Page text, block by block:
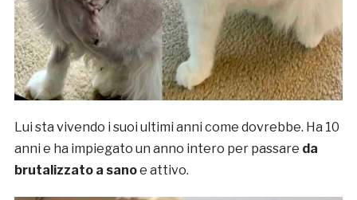
Lui sta vivendo i suoi ultimi anni come dovrebbe. Ha 10
anni e ha impiegato un anno intero per passare da
brutalizzato a sanoe attivo.